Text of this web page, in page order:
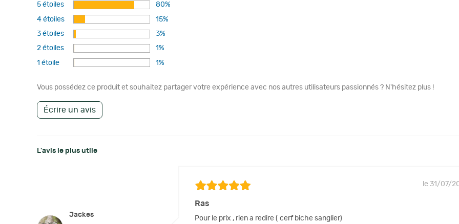
5 étoiles 80%
4 étoiles 15%
3 étoiles 3%
2 étoiles 1%
1 étoile 1%
Vous possédez ce produit et souhaitez partager votre expérience avec nos autres utilisateurs passionnés ? N'hésitez plus !
Écrire un avis
L'avis le plus utile
Jackes
le 31/07/
Ras
Pour le prix , rien a redire ( cerf biche sanglier)